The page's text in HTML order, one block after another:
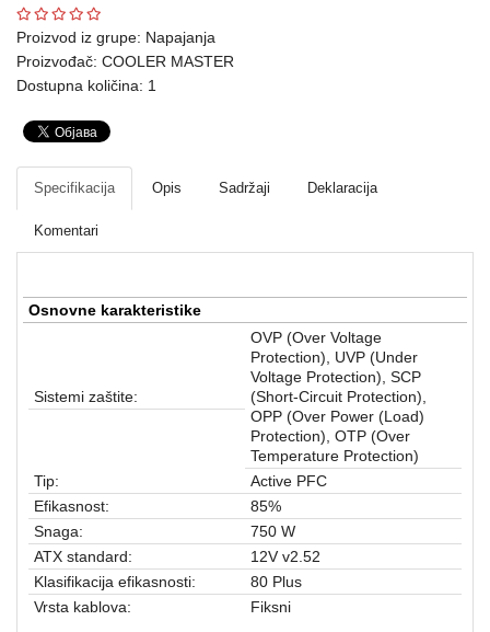
oprema
Mrežna
oprema
Gaming
Fotoaparati
i
kamere
aparati
Sve
Proizvod iz grupe: Napajanja
Proizvođač: COOLER MASTER
Dostupna količina: 1
Specifikacija Opis Sadržaji Deklaracija
Komentari
Osnovne karakteristike
Sistemi zaštite:
OVP (Over Voltage
Protection), UVP (Under
Voltage Protection), SCP
(Short-Circuit Protection),
OPP (Over Power (Load)
Protection), OTP (Over
Temperature Protection)
Tip:
Active PFC
Efikasnost:
85%
Snaga:
750 W
ATX standard:
12V v2.52
Klasifikacija efikasnosti:
80 Plus
Vrsta kablova:
Fiksni